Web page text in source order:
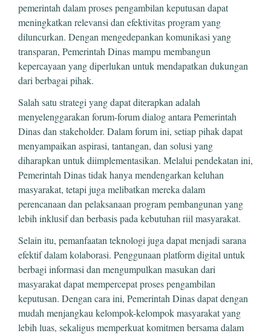
pemerintah dalam proses pengambilan keputusan dapat
meningkatkan relevansi dan efektivitas program yang
diluncurkan. Dengan mengedepankan komunikasi yang
transparan, Pemerintah Dinas mampu membangun
kepercayaan yang diperlukan untuk mendapatkan dukungan
dari berbagai pihak.
Salah satu strategi yang dapat diterapkan adalah
menyelenggarakan forum-forum dialog antara Pemerintah
Dinas dan stakeholder. Dalam forum ini, setiap pihak dapat
menyampaikan aspirasi, tantangan, dan solusi yang
diharapkan untuk diimplementasikan. Melalui pendekatan ini,
Pemerintah Dinas tidak hanya mendengarkan keluhan
masyarakat, tetapi juga melibatkan mereka dalam
perencanaan dan pelaksanaan program pembangunan yang
lebih inklusif dan berbasis pada kebutuhan riil masyarakat.
Selain itu, pemanfaatan teknologi juga dapat menjadi sarana
efektif dalam kolaborasi. Penggunaan platform digital untuk
berbagi informasi dan mengumpulkan masukan dari
masyarakat dapat mempercepat proses pengambilan
keputusan. Dengan cara ini, Pemerintah Dinas dapat dengan
mudah menjangkau kelompok-kelompok masyarakat yang
lebih luas, sekaligus memperkuat komitmen bersama dalam